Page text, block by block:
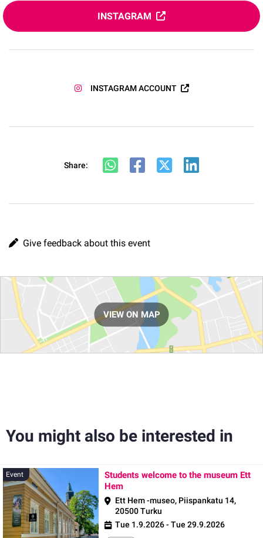
INSTAGRAM
INSTAGRAM ACCOUNT
Share:
Give feedback about this event
Route
VIEW ON MAP
You might also be interested in
Event
Students welcome to the museum Ett
Hem
Ett Hem -museo, Piispankatu 14,
20500 Turku
Tue 1.9.2026 - Tue 29.9.2026